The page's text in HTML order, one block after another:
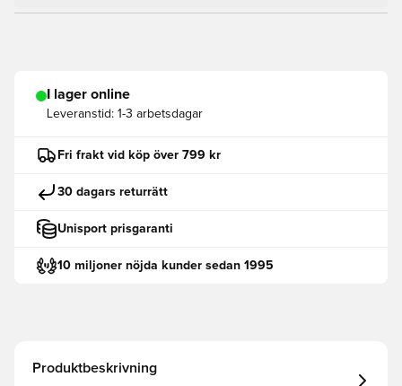
I lager online
Leveranstid: 1-3 arbetsdagar
Fri frakt vid köp över 799 kr
30 dagars returrätt
Unisport prisgaranti
10 miljoner nöjda kunder sedan 1995
Produktbeskrivning